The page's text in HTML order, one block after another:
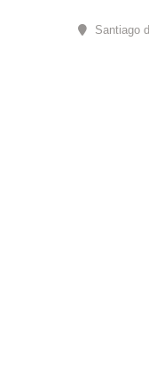
Santiago